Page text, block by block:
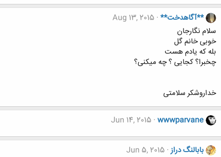
**آگاهدخت** Aug 13, 2015
سلام نگارجان
خوبی خانم گل
بله که یادم هست
چخبرا؟ کجایی ؟ چه میکنی؟
خداروشکر سلامتی
wwwparvane
Jun 14, 2015
بابالنگ دراز Jun 5, 2015